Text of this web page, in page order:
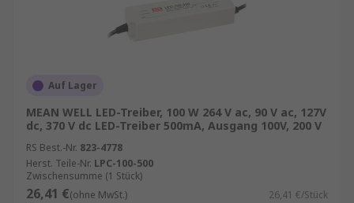
Auf Lager
MEAN WELL LED-Treiber, 100 W 264 V ac, 90 V ac, 127V
dc, 370 V dc LED-Treiber 500mA, Ausgang 100V, 200 V
RS Best.-Nr. 823-4778
Herst. Teile-Nr. LPC-100-500
Zwischensumme (1 Stück)
26,41 €(ohne MwSt.) 26,41 €/Stück